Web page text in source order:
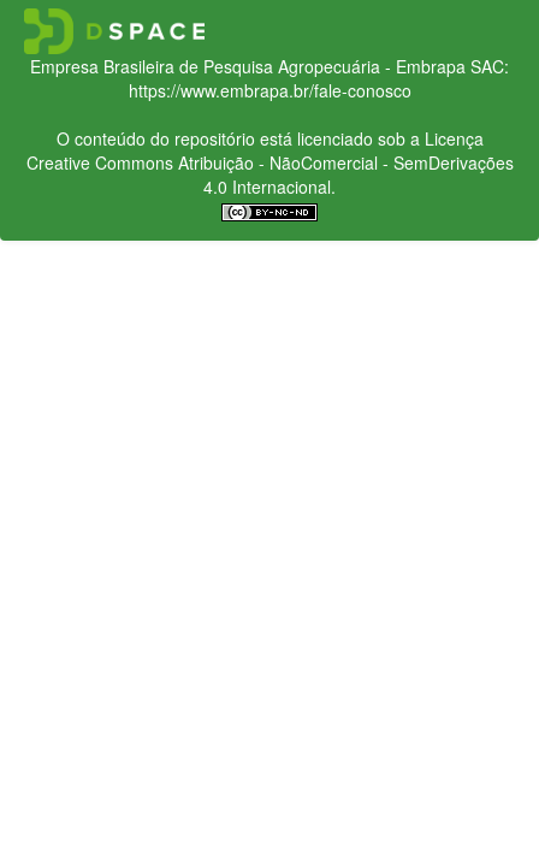
Empresa Brasileira de Pesquisa Agropecuária - Embrapa SAC:
https://www.embrapa.br/fale-conosco
O conteúdo do repositório está licenciado sob a Licença
Creative CommonsAtribuição - NãoComercial - SemDerivações
4.0 Internacional.